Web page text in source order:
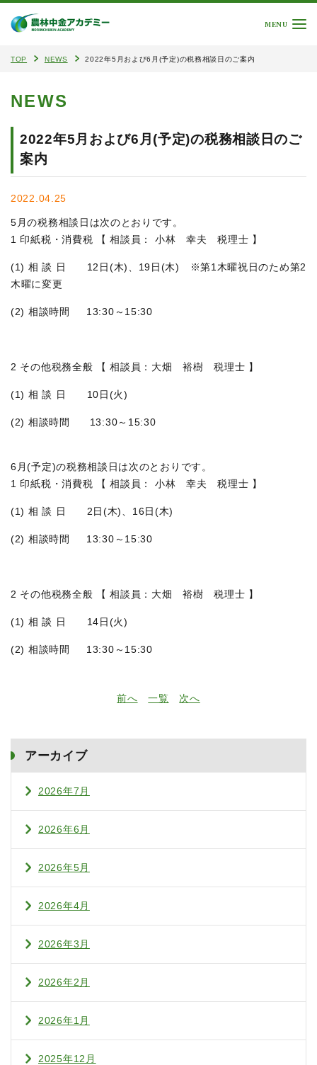
MENU
TOP NEWS 2022年5月および6月(予定)の税務相談日のご案内
NEWS
2022年5月および6月(予定)の税務相談日のご
案内
2022.04.25
5月の税務相談日は次のとおりです。
1 印紙税・消費税 【 相談員： 小林 幸夫 税理士 】
(1) 相 談 日 12日(木)
、19日(木) ※第1木曜祝日のため第2
木曜に変更
(2) 相談時間 13:30～15:30
2 その他税務全般 【 相談員：大畑 裕樹 税理士 】
(1) 相 談 日 10日(火)
(2) 相談時間 13:30～15:30
6月(予定)の税務相談日は次のとおりです。
1 印紙税・消費税 【 相談員： 小林 幸夫 税理士 】
(1) 相 談 日 2日(木)、16日(木)
(2) 相談時間 13:30～15:30
2 その他税務全般 【 相談員：大畑 裕樹 税理士 】
(1) 相 談 日 14日(火)
(2) 相談時間 13:30～15:30
前へ 一覧 次へ
アーカイブ
2026年7月
2026年6月
2026年5月
2026年4月
2026年3月
2026年2月
2026年1月
2025年12月